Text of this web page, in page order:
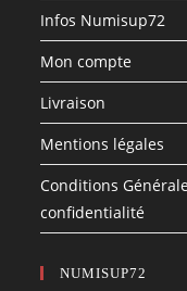
Infos Numisup72
Mon compte
Livraison
Mentions légales
Conditions
confidentialité
NUMISUP72